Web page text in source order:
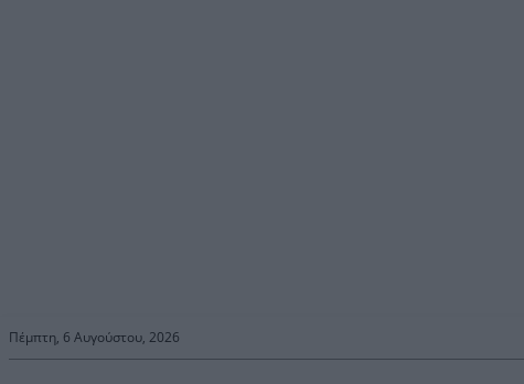
Πέμπτη, 6 Αυγούστου, 2026